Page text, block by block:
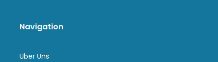
Navigation
Über Uns